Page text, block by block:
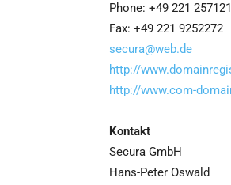
Phone: +49 221
Fax: +49 221 9252272
secura@web.de
http://
http://www.com-
Kontakt
Secura GmbH
Hans-Peter Oswald